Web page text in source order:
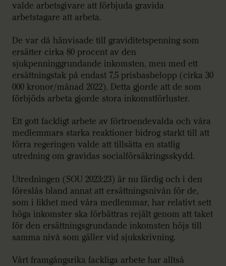
valde arbetsgivare att förbjuda gravida
arbetstagare att arbeta.
De var då hänvisade till graviditetspenning som
ersätter cirka 80 procent av den
sjukpenninggrundande inkomsten, men med ett
ersättningstak på endast 7,5 prisbasbelopp (cirka 30
000 kronor/månad 2022). Detta gjorde att de som
förbjöds arbeta gjorde stora inkomstförluster.
Ett gott fackligt arbete av förtroendevalda och våra
medlemmars starka reaktioner bidrog starkt till att
förra regeringen valde att tillsätta en statlig
utredning om gravidas socialförsäkringsskydd.
Utredningen (SOU 2023:23) är nu färdig och i den
föreslås bland annat att ersättningsnivån för de,
som i likhet med våra medlemmar, har relativt sett
höga inkomster ska förbättras rejält genom att taket
för den ersättningsgrundande inkomsten höjs till
samma nivå som gäller vid sjukskrivning.
Vårt framgångsrika fackliga arbete har alltså